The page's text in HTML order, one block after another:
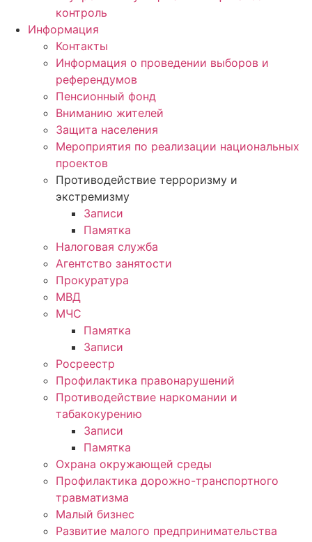
контроль
Информация
Контакты
Информация о проведении выборов и
референдумов
Пенсионный фонд
Вниманию жителей
Защита населения
Мероприятия по реализации национальных
проектов
Противодействие терроризму и
экстремизму
Записи
Памятка
Налоговая служба
Агентство занятости
Прокуратура
МВД
МЧС
Памятка
Записи
Росреестр
Профилактика правонарушений
Противодействие наркомании и
табакокурению
Записи
Памятка
Охрана окружающей среды
Профилактика дорожно-транспортного
травматизма
Малый бизнес
Развитие малого предпринимательства